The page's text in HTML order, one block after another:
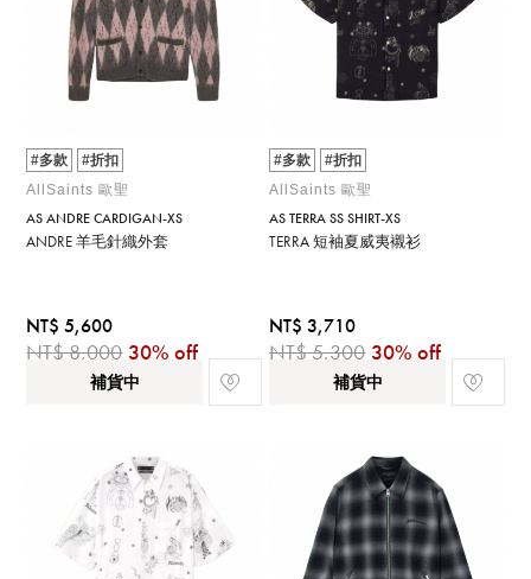
#多款
#折扣
AllSaints 歐聖
AS ANDRE CARDIGAN-XS
ANDRE 羊毛針織外套
NT$ 5,600
NT$ 8,000 30% off
補貨中
#多款
#折扣
AllSaints 歐聖
AS TERRA SS SHIRT-XS
TERRA 短袖夏威夷襯衫
NT$ 3,710
NT$ 5,300 30% off
補貨中